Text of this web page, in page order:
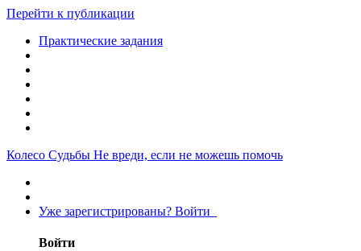
Перейти к публикации
Практические задания
Колесо Судьбы Не вреди, если не можешь помочь
Уже зарегистрированы? Войти
Войти